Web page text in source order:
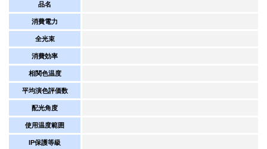
品名
消費電力
全光束
消費効率
相関色温度
平均演色評価数
配光角度
使用温度範囲
IP保護等級